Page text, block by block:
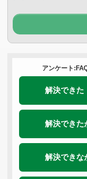
アンケート
解決できた
解決できた
解決できな